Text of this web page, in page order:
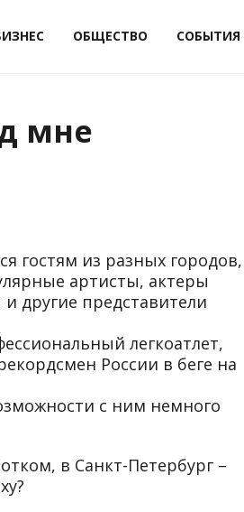
ОБЩЕСТВО СОБЫТИЯ
мне
гостям из разных городов,
артисты, актеры
другие представители
легкоатлет,
России в беге на
с ним немного
в Санкт-Петербург –